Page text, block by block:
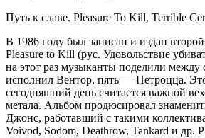
Путь к славе. Pleasure To Kill, Terrible
В 1986 году был записан и издан
Pleasure to Kill (рус. Удовольствие
на этот раз музыканты поделили между
исполнил Вентор, пять — Петроцца.
сегодняшний день считается важной
метала. Альбом продюсировал
Джонс, работавший с такими
Voivod, Sodom, Deathrow, Tankard и др.